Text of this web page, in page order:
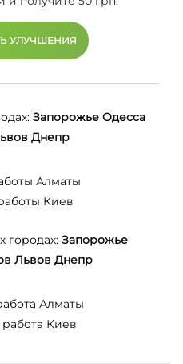
УЛУЧШЕНИЯ
Запорожье Одесса
Днепр
Алматы
Киев
городах: Запорожье
Львов Днепр
Алматы
Киев